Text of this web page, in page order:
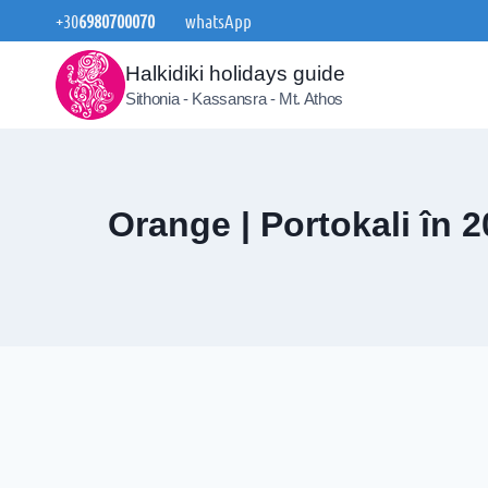
to
content
+306980700070 whatsApp
Halkidiki holidays guide
Sithonia - Kassansra - Mt. Athos
Orange | Portokali în